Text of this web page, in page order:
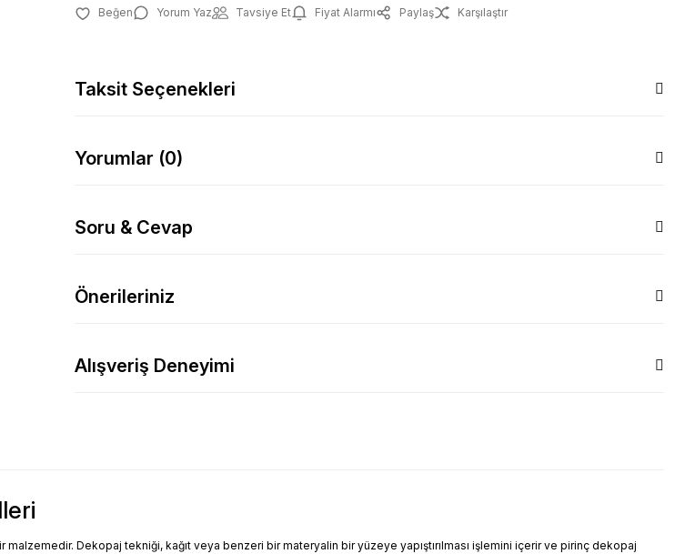
Yorum Yaz Tavsiye Et Fiyat Alarmı Paylaş Karşılaştır
Taksit Seçenekleri
Yorumlar (0)
Soru & Cevap
Önerileriniz
Alışveriş Deneyimi
Dekopaj tekniği, kağıt veya benzeri bir materyalin bir yüzeye yapıştırılması işlemini içerir ve pirinç dekopaj